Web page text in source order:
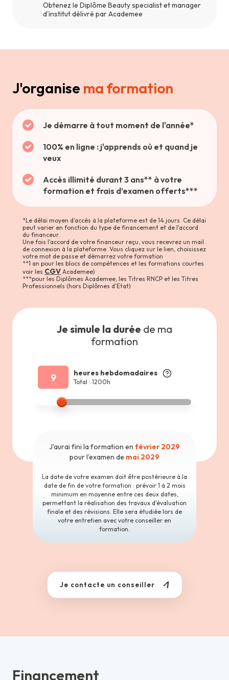
Obtenez le Diplôme Beauty specialist et manager
d'institut délivré par Academee
J'organise ma formation
Je démarre à tout moment de l'année*
100% en ligne : j'apprends où et quand je
veux
Accès illimité durant 3 ans** à votre
formation et frais d’examen offerts***
*Le délai moyen d'accès à la plateforme est de 14 jours. Ce délai
peut varier en fonction du type de financement et de l'accord
du financeur.
Une fois l'accord de votre financeur reçu, vous recevrez un mail
de connexion à la plateforme. Vous cliquez sur le lien, choisissez
votre mot de passe et démarrez votre formation
**1 an pour les blocs de compétences et les formations courtes
voir les CGV Academee)
***pour les Diplômes Academee, les Titres RNCP et les Titres
Professionnels (hors Diplômes d'Etat)
Je simule la durée de ma
formation
9 heures hebdomadaires
Total : 1200h
J'aurai fini la formation en février 2029
pour l'examen de mai 2029
La date de votre examen doit être postérieure à la
date de fin de votre formation : prévoir 1 à 2 mois
minimum en moyenne entre ces deux dates,
permettant la réalisation des travaux d'évaluation
finale et des révisions. Elle sera étudiée lors de
votre entretien avec votre conseiller en
formation.
Je contacte un conseiller
Financement